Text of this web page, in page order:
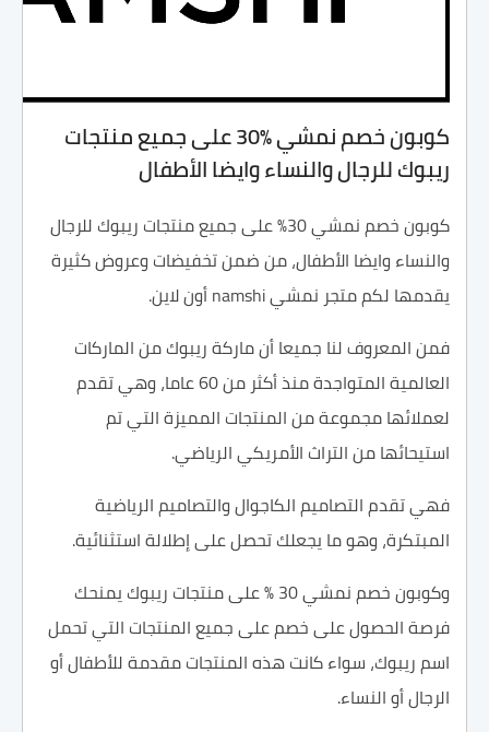
كوبون خصم نمشي %30 على جميع منتجات
ريبوك للرجال والنساء وايضا الأطفال
كوبون خصم نمشي 30% على جميع منتجات ريبوك للرجال
والنساء وايضا الأطفال، من ضمن تخفيضات وعروض كثيرة
يقدمها لكم متجر نمشي namshi أون لاين.
فمن المعروف لنا جميعا أن ماركة ريبوك من الماركات
العالمية المتواجدة منذ أكثر من 60 عاما، وهي تقدم
لعملائها مجموعة من المنتجات المميزة التي تم
استيحائها من التراث الأمريكي الرياضي.
فهي تقدم التصاميم الكاجوال والتصاميم الرياضية
المبتكرة، وهو ما يجعلك تحصل على إطلالة استثنائية.
وكوبون خصم نمشي 30 % على منتجات ريبوك يمنحك
فرصة الحصول على خصم على جميع المنتجات التي تحمل
اسم ريبوك، سواء كانت هذه المنتجات مقدمة للأطفال أو
الرجال أو النساء.